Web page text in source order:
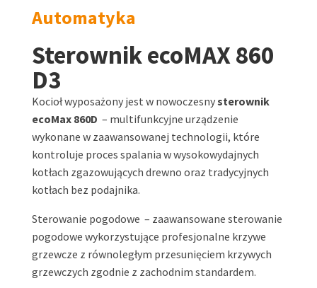
Automatyka
Sterownik ecoMAX 860
D3
Kocioł wyposażony jest w nowoczesnysterownik
ecoMax 860D – multifunkcyjne urządzenie
wykonane w zaawansowanej technologii, które
kontroluje proces spalania w wysokowydajnych
kotłach zgazowujących drewno oraz tradycyjnych
kotłach bez podajnika.
Sterowanie pogodowe – zaawansowane sterowanie
pogodowe wykorzystujące profesjonalne krzywe
grzewcze z równoległym przesunięciem krzywych
grzewczych zgodnie z zachodnim standardem.